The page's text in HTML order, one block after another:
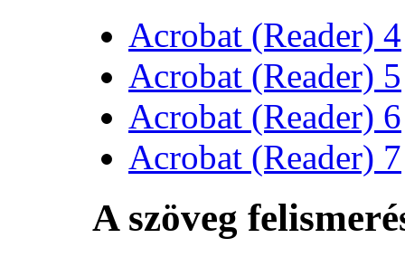
Acrobat (Reader) 4
Acrobat (Reader) 5
Acrobat (Reader) 6
Acrobat (Reader) 7
A szöveg